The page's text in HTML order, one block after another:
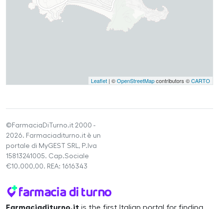
Leaflet | ©OpenStreetMapcontributors ©CARTO
©FarmaciaDiTurno.it 2000 -
2026. Farmaciaditurno.it è un
portale di MyGEST SRL, P.Iva
15813241005. Cap.Sociale
€10.000,00. REA: 1616343
Farmaciaditurno.it is the first Italian portal for finding